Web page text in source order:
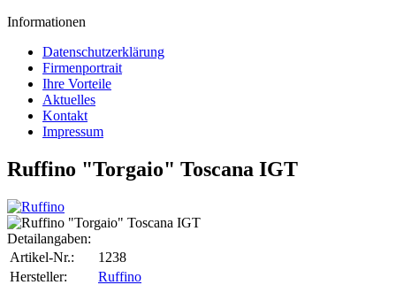
Informationen
Datenschutzerklärung
Firmenportrait
Ihre Vorteile
Aktuelles
Kontakt
Impressum
Ruffino "Torgaio" Toscana IGT
Detailangaben:
Artikel-Nr.:
1238
Hersteller:
Ruffino